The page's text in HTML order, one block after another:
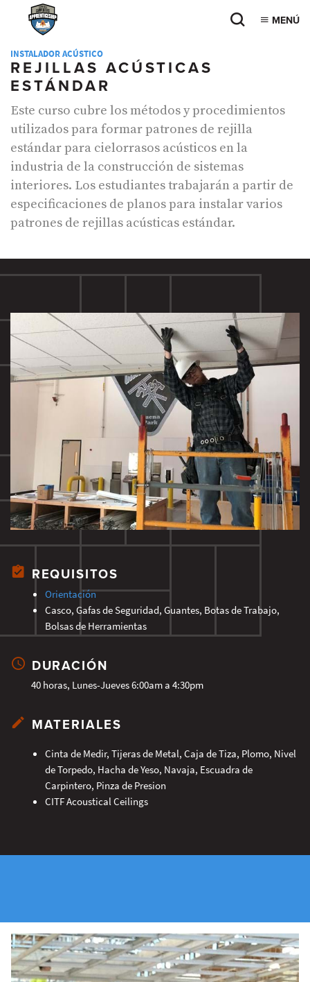
MENÚ
INSTALADOR ACÚSTICO
REJILLAS ACÚSTICAS
ESTÁNDAR
Este curso cubre los métodos y procedimientos
utilizados para formar patrones de rejilla
estándar para cielorrasos acústicos en la
industria de la construcción de sistemas
interiores. Los estudiantes trabajarán a partir de
especificaciones de planos para instalar varios
patrones de rejillas acústicas estándar.
REQUISITOS
Orientación
Casco, Gafas de Seguridad, Guantes, Botas de Trabajo,
Bolsas de Herramientas
DURACIÓN
40 horas, Lunes-Jueves 6:00am a 4:30pm
MATERIALES
Cinta de Medir, Tijeras de Metal, Caja de Tiza, Plomo, Nivel
de Torpedo, Hacha de Yeso, Navaja, Escuadra de
Carpintero, Pinza de Presion
CITF Acoustical Ceilings